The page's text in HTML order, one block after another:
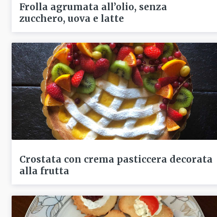
Frolla agrumata all’olio, senza
zucchero, uova e latte
Crostata con crema pasticcera decorata
alla frutta